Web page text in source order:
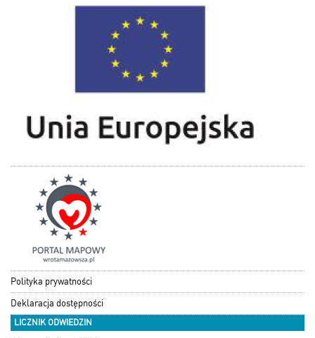
Polityka prywatności
Deklaracja dostępności
LICZNIK ODWIEDZIN